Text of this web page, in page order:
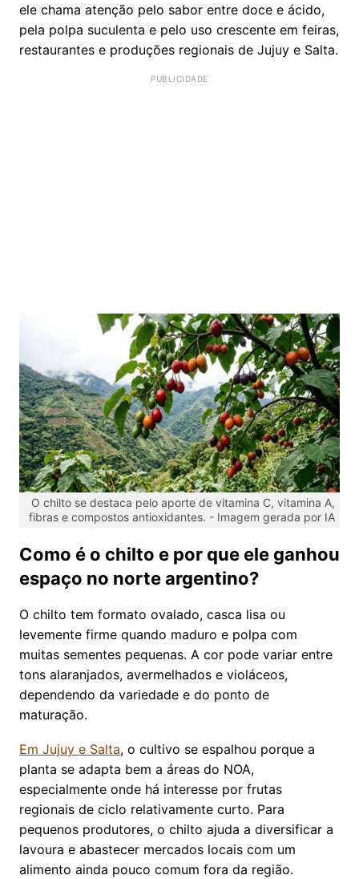
ele chama atenção pelo sabor entre doce e ácido,
pela polpa suculenta e pelo uso crescente em feiras,
restaurantes e produções regionais de Jujuy e Salta.
O chilto se destaca pelo aporte de vitamina C, vitamina A,
fibras e compostos antioxidantes. - Imagem gerada por IA
Como é o chilto e por que ele ganhou
espaço no norte argentino?
O chilto tem formato ovalado, casca lisa ou
levemente firme quando maduro e polpa com
muitas sementes pequenas. A cor pode variar entre
tons alaranjados, avermelhados e violáceos,
dependendo da variedade e do ponto de
maturação.
Em Jujuy e Salta, o cultivo se espalhou porque a
planta se adapta bem a áreas do NOA,
especialmente onde há interesse por frutas
regionais de ciclo relativamente curto. Para
pequenos produtores, o chilto ajuda a diversificar a
lavoura e abastecer mercados locais com um
alimento ainda pouco comum fora da região.